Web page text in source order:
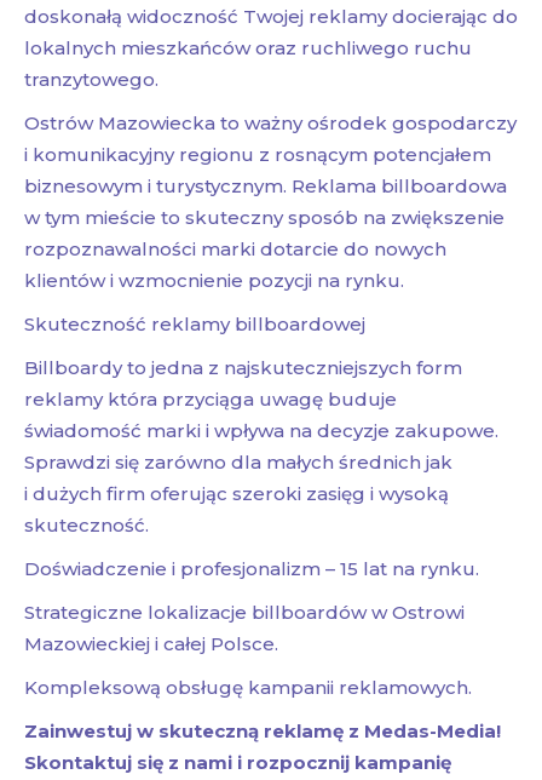
doskonałą widoczność Twojej reklamy docierając do
lokalnych mieszkańców oraz ruchliwego ruchu
tranzytowego.
Ostrów Mazowiecka to ważny ośrodek gospodarczy
i komunikacyjny regionu z rosnącym potencjałem
biznesowym i turystycznym. Reklama billboardowa
w tym mieście to skuteczny sposób na zwiększenie
rozpoznawalności marki dotarcie do nowych
klientów i wzmocnienie pozycji na rynku.
Skuteczność reklamy billboardowej
Billboardy to jedna z najskuteczniejszych form
reklamy która przyciąga uwagę buduje
świadomość marki i wpływa na decyzje zakupowe.
Sprawdzi się zarówno dla małych średnich jak
i dużych firm oferując szeroki zasięg i wysoką
skuteczność.
Doświadczenie i profesjonalizm – 15 lat na rynku.
Strategiczne lokalizacje billboardów w Ostrowi
Mazowieckiej i całej Polsce.
Kompleksową obsługę kampanii reklamowych.
Zainwestuj w skuteczną reklamę z Medas-Media!
Skontaktuj się z nami i rozpocznij kampanię